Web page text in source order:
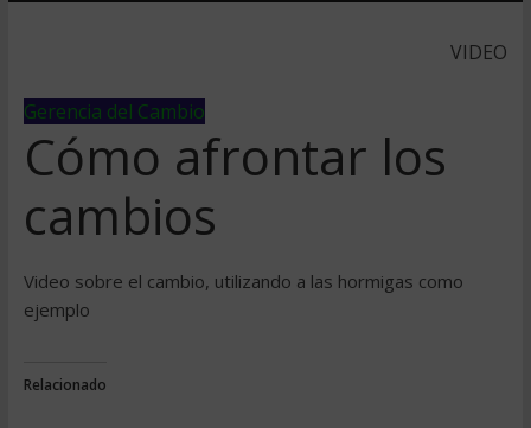
VIDEO
Gerencia del Cambio
Cómo afrontar los
cambios
Video sobre el cambio, utilizando a las hormigas como
ejemplo
Relacionado